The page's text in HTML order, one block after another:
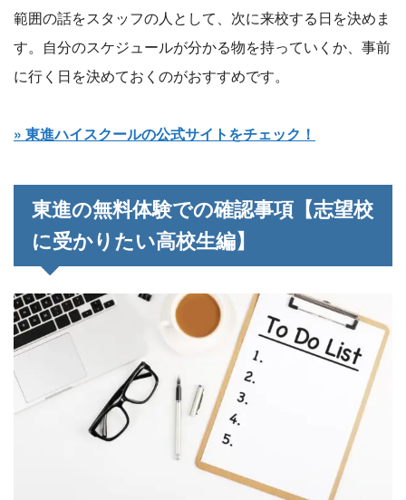
範囲の話をスタッフの人として、次に来校する日を決めま
す。自分のスケジュールが分かる物を持っていくか、事前
に行く日を決めておくのがおすすめです。
» 東進ハイスクールの公式サイトをチェック！
東進の無料体験での確認事項【志望校
に受かりたい高校生編】